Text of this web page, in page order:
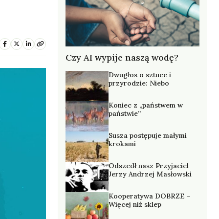
Czy AI wypije naszą wodę?
Dwugłos o sztuce i
przyrodzie: Niebo
Koniec z „państwem w
państwie”
Susza postępuje małymi
krokami
Odszedł nasz Przyjaciel
Jerzy Andrzej Masłowski
Kooperatywa DOBRZE –
Więcej niż sklep